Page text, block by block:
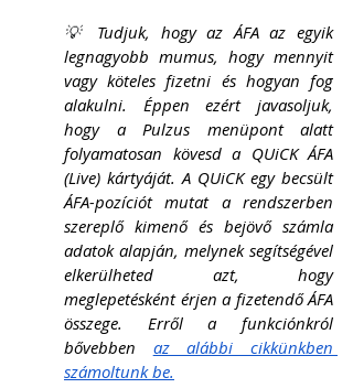
💡 Tudjuk, hogy az ÁFA az egyik
legnagyobb mumus, hogy mennyit
vagy köteles fizetni és hogyan fog
alakulni. Éppen ezért javasoljuk,
hogy a Pulzus menüpont alatt
folyamatosan kövesd a QUiCK ÁFA
(Live) kártyáját. A QUiCK egy becsült
ÁFA-pozíciót mutat a rendszerben
szereplő kimenő és bejövő számla
adatok alapján, melynek segítségével
elkerülheted azt, hogy
meglepetésként érjen a fizetendő ÁFA
összege. Erről a funkciónkról
bővebben az alábbi cikkünkben
számoltunk be.